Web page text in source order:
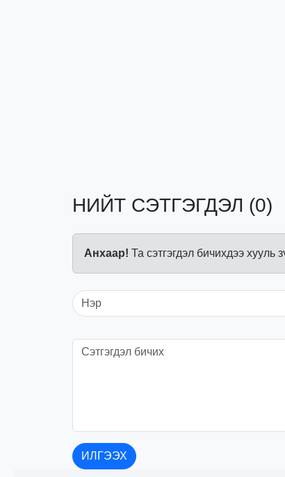
НИЙТ СЭТГЭГДЭЛ (0)
Анхаар! Та сэтгэгдэл бичихдээ хууль
ИЛГЭЭХ